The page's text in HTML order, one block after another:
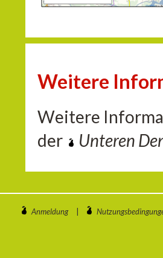
Weitere
Weitere
der
Unteren
Anmeldung